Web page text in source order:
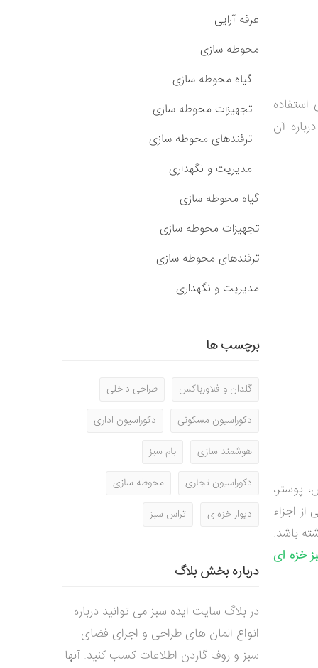
آن
پوستر،
از اجزاء
باشد.
خزه ای
غرفه آرایی
محوطه سازی
گیاه محوطه سازی
تجهیزات محوطه سازی
ترفندهای محوطه سازی
مدیریت و نگهداری
گیاه محوطه سازی
تجهیزات محوطه سازی
ترفندهای محوطه سازی
مدیریت و نگهداری
برچسب ها
گلدان و فلاورباکس
طراحی داخلی
دکوراسیون مسکونی
دکوراسیون اداری
هوشمند سازی
بام سبز
دکوراسیون تجاری
محوطه سازی
دیوار خزه‌ای
تراس سبز
درباره بخش بلاگ
در بلاگ سایت ایده سبز می توانید درباره
انواع المان های طراحی و اجرای فضای
سبز و روف گاردن اطلاعات کسب کنید. آنها